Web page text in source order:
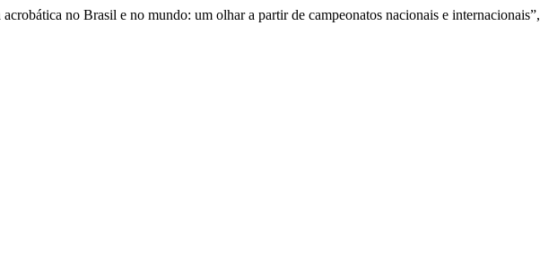
no Brasil e no mundo: um olhar a partir de campeonatos nacionais e internacionais”,